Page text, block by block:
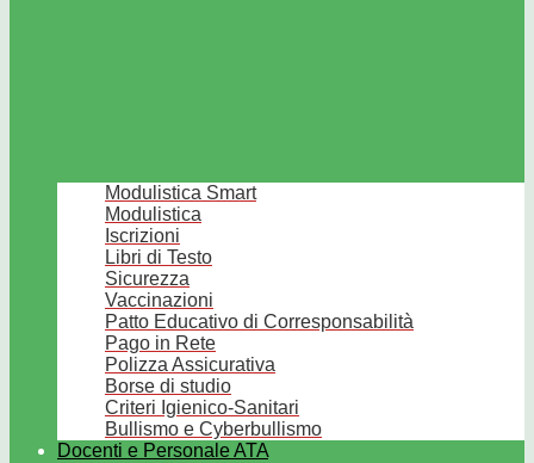
Modulistica Smart
Modulistica
Iscrizioni
Libri di Testo
Sicurezza
Vaccinazioni
Patto Educativo di Corresponsabilità
Pago in Rete
Polizza Assicurativa
Borse di studio
Criteri Igienico-Sanitari
Bullismo e Cyberbullismo
Docenti e Personale ATA